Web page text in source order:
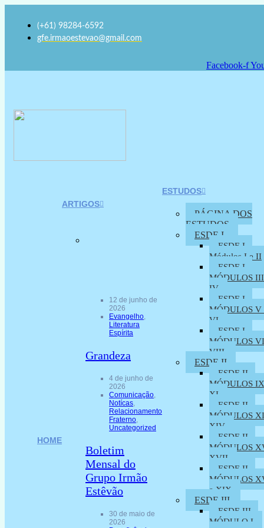
(+61) 98284-6592
gfe.irmaoestevao@gmail.com
Facebook-f
HOME
ARTIGOS
12 de junho de
2026
Evangelho,
Literatura
Espírita
Grandeza
4 de junho de
2026
Comunicação,
Notícas,
Relacionamento
Fraterno,
Uncategorized
Boletim
Mensal do
Grupo Irmão
Estêvão
30 de maio de
2026
ESTUDOS
PÁGINA DOS
ESTUDOS
ESDE I
ESDE I –
Módulos I e II
ESDE I –
MÓDULOS
IV
ESDE I –
MÓDULOS V
VI
ESDE I –
MÓDULOS
VIII
ESDE II
ESDE II –
MÓDULOS
XI
ESDE II –
MÓDULOS
XIV
ESDE II –
MÓDULOS
XVII
ESDE II –
MÓDULOS
a XIX
ESDE III
ESDE III –
MÓDULO I